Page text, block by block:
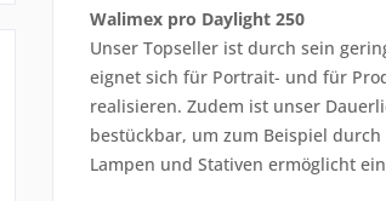
Walimex pro Daylight 250
Unser Topseller ist durch sein
eignet sich für Portrait- und für
realisieren. Zudem ist unser
bestückbar, um zum Beispiel
Lampen und Stativen ermöglicht